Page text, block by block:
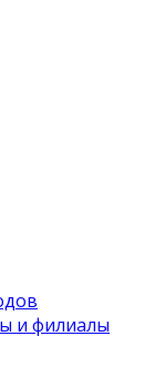
и филиалы